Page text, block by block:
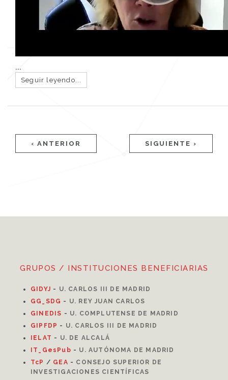
...
Seguir leyendo...
Páginas
‹ ANTERIOR SIGUIENTE ›
GRUPOS / INSTITUCIONES BENEFICIARIAS
GIDYJ - U. CARLOS III DE MADRID
GG_SDG - U. REY JUAN CARLOS
GINEDIS - U. COMPLUTENSE DE MADRID
GIPFDP - U. CARLOS III DE MADRID
I ELAT - U. DE ALCALÁ
IT_GesPub - U. AUTÓNOMA DE MADRID
TcP / GEA - CONSEJO SUPERIOR DE
INVESTIGACIONES CIENTÍFICAS